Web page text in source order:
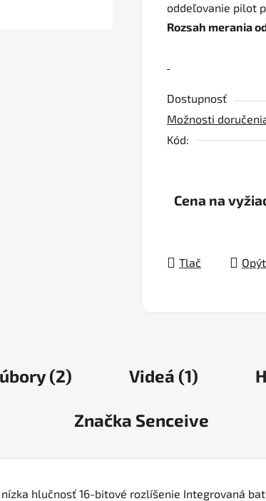
oddeľovanie pilot
Rozsah merania
Dostupnosť
Možnosti
Kód:
Cena na
Tlač
(2) Videá (1)
Značka Senceive
hlučnosť 16-bitové rozlíšenie Integrovaná